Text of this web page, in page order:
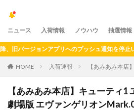
ニュース 入荷情報 ノウハウ 抽選情報
ジョンアプリへのプッシュ通知を停止いたし
HOME 入荷速報 【あみあみ本
【あみあみ本店】キューティ1
劇場版 エヴァンゲリオン